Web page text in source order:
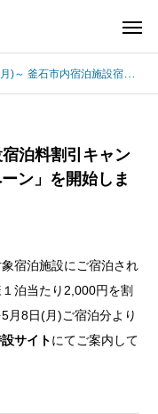
施設宿泊料割引キャンペーン「かまいし宿泊キャンペーン」を開始します。
泊料割引キャン
ン」を開始しま
宿泊施設にご宿泊され
泊当たり2,000円を割
月8日(月)ご宿泊分より
サイトにてご案内して